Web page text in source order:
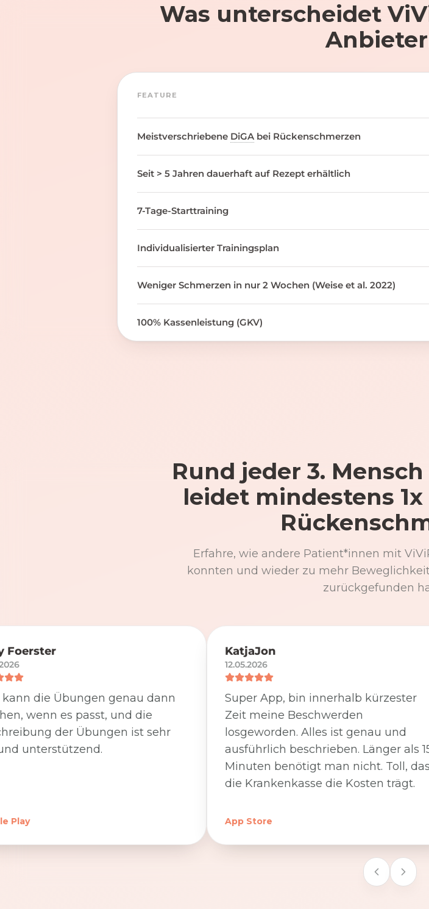
Was unterscheidet
FEATURE
Meistverschriebene DiGA bei Rückenschmerzen
Seit > 5 Jahren dauerhaft auf Rezept erhältlich
7-Tage-Starttraining
Individualisierter Trainingsplan
Weniger Schmerzen in nur 2 Wochen (Weise et al. 2022)
100% Kassenleistung (GKV)
Rund jeder 3.
leidet mindestens
Erfahre, wie andere Patient*innen mit
konnten und wieder zu mehr
zurückgefunden
Foerster
die Übungen genau dann
wenn es passt, und die
der Übungen ist sehr
unterstützend.
Play
KatjaJon
12.05.2026
Super App, bin innerhalb kürzester
Zeit meine Beschwerden
losgeworden. Alles ist genau und
ausführlich beschrieben. Länger als
Minuten benötigt man nicht. Toll,
die Krankenkasse die Kosten trägt.
App Store